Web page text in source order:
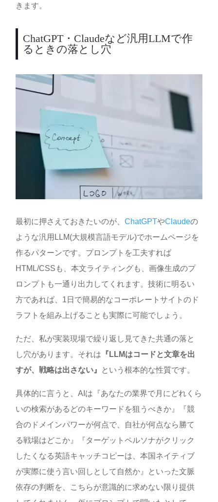
きます。
ChatGPT・Claudeなど汎用LLMで作
るときの落とし穴
最初に押さえておきたいのが、ChatGPTやClaudeの
ような汎用LLM(大規模言語モデル)でホームページを
作るパターンです。プロンプトを工夫すれば
HTML/CSSも、本文ライティングも、画像生成のプ
ロンプトも一通り出力してくれます。技術に明るい
方であれば、1日で簡易的なコーポレートサイトのド
ラフトを組み上げることも実際に可能でしょう。
ただ、私が実装現場で繰り返し見てきた共通の落と
し穴があります。それは 『LLMはコードと文章を出
すが、戦略は出さない』
という根本的な性質です。
具体的に言うと、AIは『あなたの業界で月にどれくら
いの検索があるどのキーワードを狙うべきか』『競
合のドメインパワーが何点で、自社が何点なら勝て
る戦場はどこか』『ターゲットペルソナがクリック
したくなる英語キャッチコピーは、本国ネイティブ
が実際に使う言い回しとして自然か』といった文脈
依存の判断を、こちらが意識的に求めない限り提供